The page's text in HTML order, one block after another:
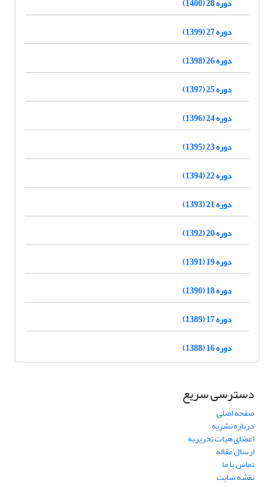
دوره 27 (1399)
دوره 26 (1398)
دوره 25 (1397)
دوره 24 (1396)
دوره 23 (1395)
دوره 22 (1394)
دوره 21 (1393)
دوره 20 (1392)
دوره 19 (1391)
دوره 18 (1390)
دوره 17 (1389)
دوره 16 (1388)
دسترسی سریع
صفحه اصلی
درباره نشریه
اعضای هیات تحریریه
ارسال مقاله
تماس با ما
نقشه سایت